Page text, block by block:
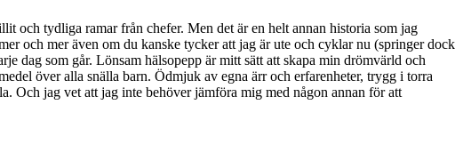
och tydliga ramar från chefer. Men det är en helt annan historia som jag
och mer även om du kanske tycker att jag är ute och cyklar nu (springer dock
dag som går. Lönsam hälsopepp är mitt sätt att skapa min drömvärld och
över alla snälla barn. Ödmjuk av egna ärr och erfarenheter, trygg i torra
Och jag vet att jag inte behöver jämföra mig med någon annan för att